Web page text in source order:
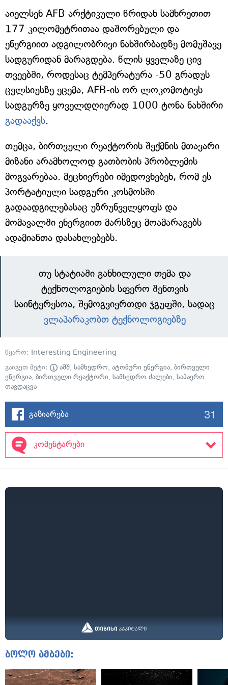
აიელსენ AFB არქტიკული წრიდან სამხრეთით
177 კილომეტრითაა დაშორებული და
ენერგიით ადგილობრივი ნახშირბადზე მომუშავე
სადგურიდან მარაგდება. წლის ყველაზე ცივ
თვეებში, როდესაც ტემპერატურა -50 გრადუს
ცელსიუსზე ეცემა, AFB-ის ორ ლოკომოტივს
სადგურზე ყოველდღიურად 1000 ტონა ნახშირი
გადააქვს.
თუმცა, ბირთვული რეაქტორის შექმნის მთავარი
მიზანი არამხოლოდ გათბობის პრობლემის
მოგვარებაა. მეცნიერები იმედოვნებენ, რომ ეს
პორტატიული სადგური კოსმოსში
გადაადგილებასაც უზრუნველყოფს და
მომავალში ენერგიით მარსზეც მოამარაგებს
ადამიანთა დასახლებებს.
თუ სტატიაში განხილული თემა და
ტექნოლოგიების სფერო შენთვის
საინტერესოა, შემოგვიერთდი ჯგუფში, სადაც
ვლაპარაკობთ ტექნოლოგიებზე
წყარო: Interesting Engineering
გაიგეთ მეტი:
აშშ, სამხედრო, ატომური ენერგია, ბირთვული
ენერგია, ბირთვული რეაქტორი, სამხედრო ძალები, საჰაერო
თავდაცვა
გაზიარება 31
კომენტარები
ბოლო ამბები: